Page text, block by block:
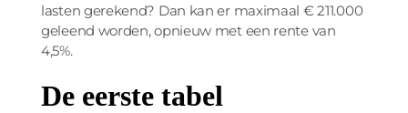
lasten gerekend? Dan kan er maximaal € 211.000
geleend worden, opnieuw met een rente van
4,5%.
De eerste tabel